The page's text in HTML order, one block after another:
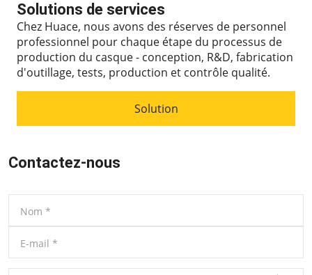
Solutions de services
Chez Huace, nous avons des réserves de personnel
professionnel pour chaque étape du processus de
production du casque - conception, R&D, fabrication
d'outillage, tests, production et contrôle qualité.
Solution
Contactez-nous
Nom *
E-mail *